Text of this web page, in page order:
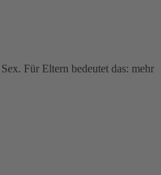
Für Eltern bedeutet das: mehr